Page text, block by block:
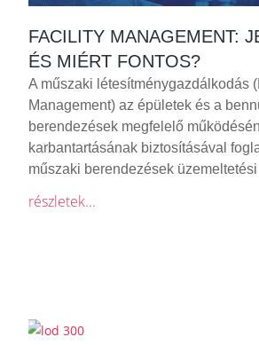
FACILITY MANAGEMENT:
ÉS MIÉRT FONTOS?
A műszaki létesítménygazdálkodás
Management) az épületek és a
berendezések megfelelő
karbantartásának biztosításával
műszaki berendezések
részletek...